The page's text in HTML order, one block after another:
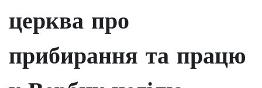
церква про
прибирання та працю